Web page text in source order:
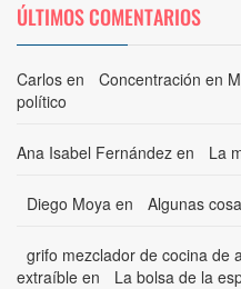
ÚLTIMOS COMENTARIOS
Carlos en
Concentración en
político
Ana Isabel Fernández en La
Diego Moya en Algunas
grifo mezclador de cocina de
extraíble en La bolsa de la